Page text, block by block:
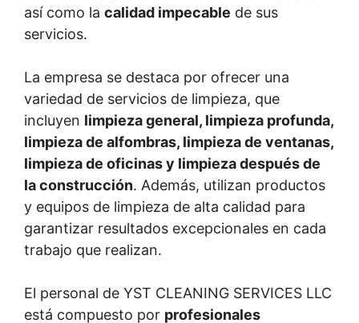
así como la calidad impecable de sus
servicios.
La empresa se destaca por ofrecer una
variedad de servicios de limpieza, que
incluyen limpieza general, limpieza profunda,
limpieza de alfombras, limpieza de ventanas,
limpieza de oficinas y limpieza después de
la construcción. Además, utilizan productos
y equipos de limpieza de alta calidad para
garantizar resultados excepcionales en cada
trabajo que realizan.
El personal de YST CLEANING SERVICES LLC
está compuesto por profesionales